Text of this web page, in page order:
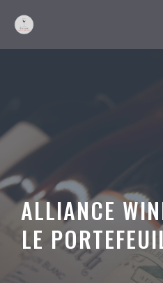
contenu
ALLIANCE
LE